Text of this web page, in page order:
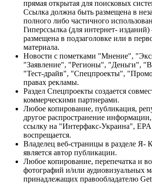
прямая открытая для поисковых
Ссылка должна быть размещена в
полного либо частичного
Гиперссылка (для интернет-
размещена в подзаголовке или в
материала.
Новости с пометками "Мнение",
"Заявление", "Регионы", "Деньги",
"Тест-драйв", "Спецпроекты",
правах рекламы.
Раздел Спецпроекты создается
коммерческими партнерами.
Любое копирование, публикация,
другое распространение
ссылку на "Интерфакс-Украина", EPA
воспрещается.
Владелец веб-страницы в разделе Я-
является автор публикации.
Любое копирование, перепечатка и
фотографий и/или аудиовизуальных
принадлежащих правообладателю